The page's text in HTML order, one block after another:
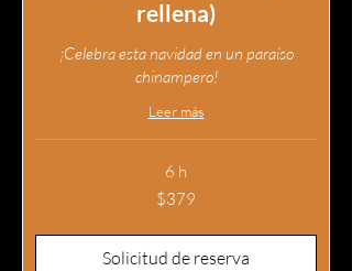
rellena)
¡Celebra esta navidad en un paraíso
chinampero!
Leer más
6 h
$379
Solicitud de reserva